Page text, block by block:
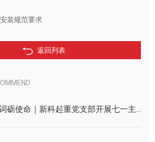
装规范要求
返回列表
使命｜新科起重党支部开展七一主题党日活动